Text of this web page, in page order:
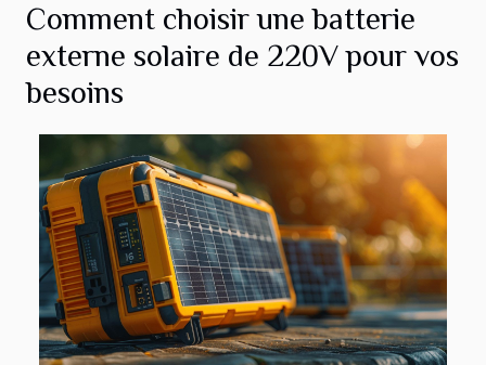
Comment choisir une batterie
externe solaire de 220V pour vos
besoins